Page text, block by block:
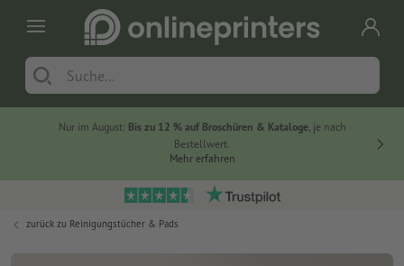
Nur im August: Bis zu 12 % auf Broschüren & Kataloge, je nach
Bestellwert.
Mehr erfahren
zurück zu Reinigungstücher & Pads